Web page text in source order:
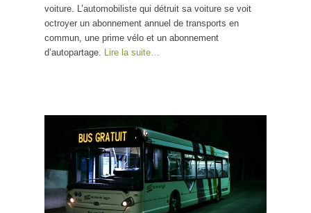
voiture. L’automobiliste qui détruit sa voiture se voit
octroyer un abonnement annuel de transports en
commun, une prime vélo et un abonnement
d’autopartage.
Lire la suite…